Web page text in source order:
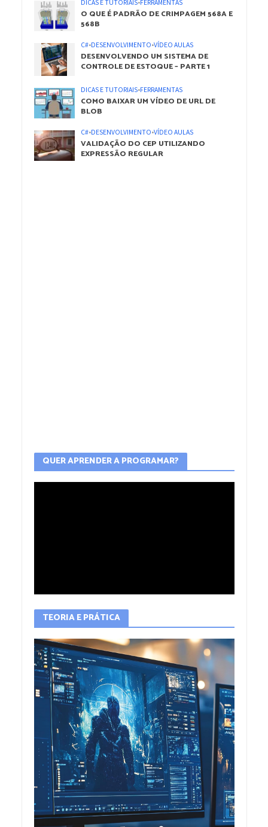
DICAS E TUTORIAIS•FERRAMENTAS
O QUE É PADRÃO DE CRIMPAGEM 568A E
568B
C#•DESENVOLVIMENTO•VÍDEO AULAS
DESENVOLVENDO UM SISTEMA DE
CONTROLE DE ESTOQUE – PARTE 1
DICAS E TUTORIAIS•FERRAMENTAS
COMO BAIXAR UM VÍDEO DE URL DE
BLOB
C#•DESENVOLVIMENTO•VÍDEO AULAS
VALIDAÇÃO DO CEP UTILIZANDO
EXPRESSÃO REGULAR
QUER APRENDER A PROGRAMAR?
TEORIA E PRÁTICA